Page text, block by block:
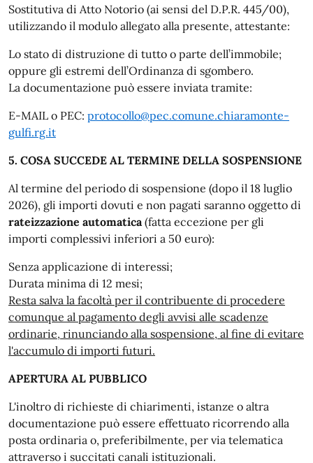
Sostitutiva di Atto Notorio (ai sensi del D.P.R. 445/00),
utilizzando il modulo allegato alla presente, attestante:
Lo stato di distruzione di tutto o parte dell’immobile;
oppure gli estremi dell’Ordinanza di sgombero.
La documentazione può essere inviata tramite:
E-MAIL o PEC: protocollo@pec.comune.chiaramonte-
gulfi.rg.it
5. COSA SUCCEDE AL TERMINE DELLA SOSPENSIONE
Al termine del periodo di sospensione (dopo il 18 luglio
2026), gli importi dovuti e non pagati saranno oggetto di
rateizzazione automatica (fatta eccezione per gli
importi complessivi inferiori a 50 euro):
Senza applicazione di interessi;
Durata minima di 12 mesi;
Resta salva la facoltà per il contribuente di procedere
comunque al pagamento degli avvisi alle scadenze
ordinarie, rinunciando alla sospensione, al fine di evitare
l'accumulo di importi futuri.
APERTURA AL PUBBLICO
L'inoltro di richieste di chiarimenti, istanze o altra
documentazione può essere effettuato ricorrendo alla
posta ordinaria o, preferibilmente, per via telematica
attraverso i succitati canali istituzionali.